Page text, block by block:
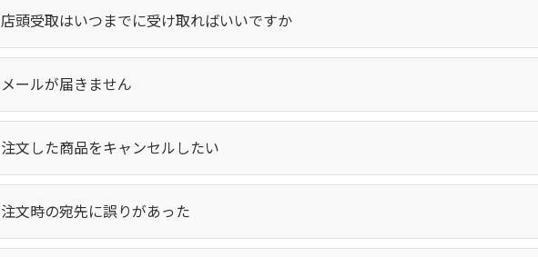
店頭受取はいつまでに受け取ればいいですか
メールが届きません
注文した商品をキャンセルしたい
注文時の宛先に誤りがあった